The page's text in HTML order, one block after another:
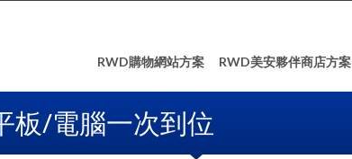
RWD購物網站方案 RWD美安夥伴商店方案
板/電腦一次到位